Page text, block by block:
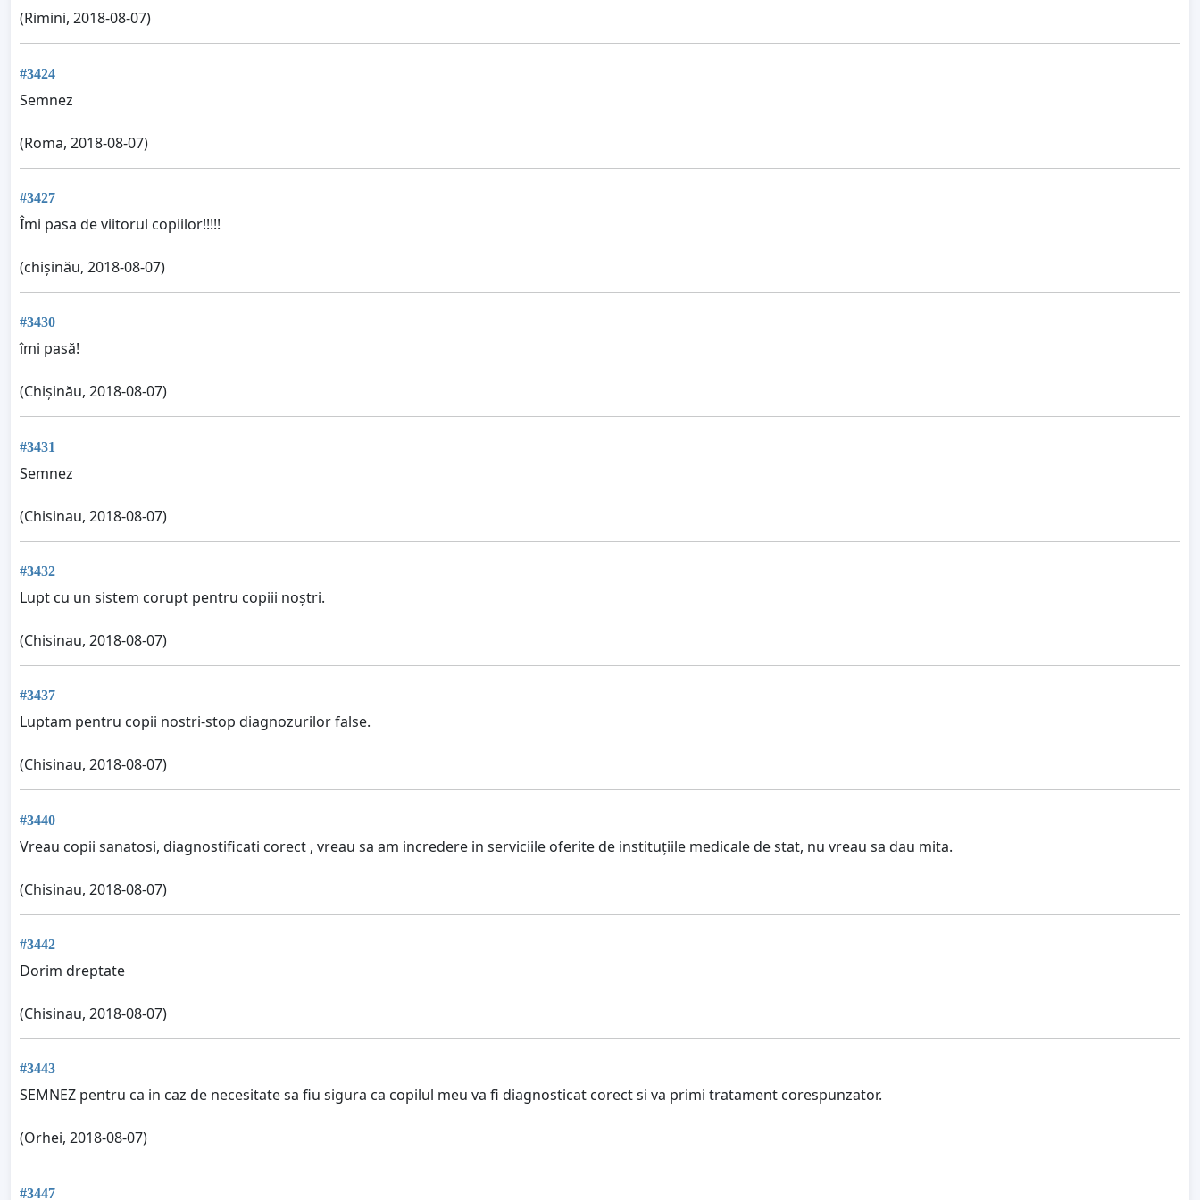
(Rimini, 2018-08-07)
#3424
Semnez
(Roma, 2018-08-07)
#3427
Îmi pasa de viitorul copiilor!!!!!
(chișinău, 2018-08-07)
#3430
îmi pasă!
(Chișinău, 2018-08-07)
#3431
Semnez
(Chisinau, 2018-08-07)
#3432
Lupt cu un sistem corupt pentru copiii noștri.
(Chisinau, 2018-08-07)
#3437
Luptam pentru copii nostri-stop diagnozurilor false.
(Chisinau, 2018-08-07)
#3440
Vreau copii sanatosi, diagnostificati corect , vreau sa am incredere in serviciile oferite de instituțiile medicale de stat, nu vreau sa dau mita.
(Chisinau, 2018-08-07)
#3442
Dorim dreptate
(Chisinau, 2018-08-07)
#3443
SEMNEZ pentru ca in caz de necesitate sa fiu sigura ca copilul meu va fi diagnosticat corect si va primi tratament corespunzator.
(Orhei, 2018-08-07)
#3447